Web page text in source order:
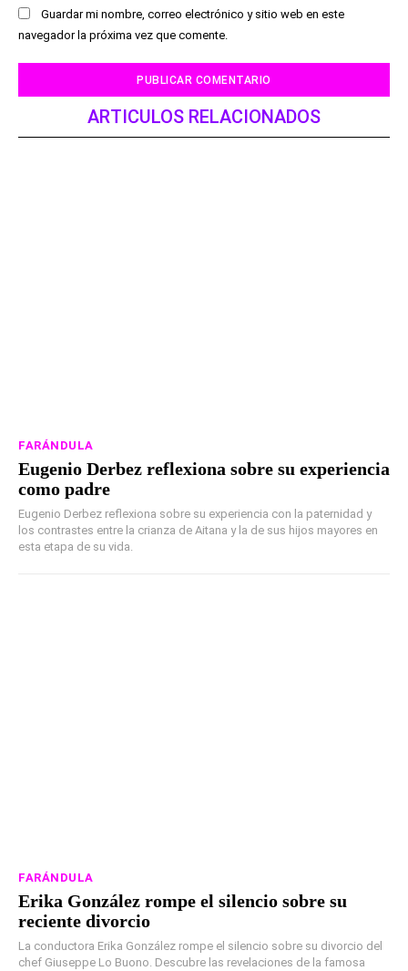
Guardar mi nombre, correo electrónico y sitio web en este
navegador la próxima vez que comente.
ARTICULOS RELACIONADOS
FARÁNDULA
Eugenio Derbez reflexiona sobre su experiencia
como padre
Eugenio Derbez reflexiona sobre su experiencia con la paternidad y
los contrastes entre la crianza de Aitana y la de sus hijos mayores en
esta etapa de su vida.
FARÁNDULA
Erika González rompe el silencio sobre su
reciente divorcio
La conductora Erika González rompe el silencio sobre su divorcio del
chef Giuseppe Lo Buono. Descubre las revelaciones de la famosa